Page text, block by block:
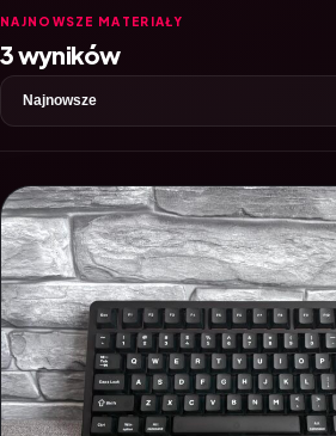
NAJNOWSZE MATERIAŁY
3 wyników